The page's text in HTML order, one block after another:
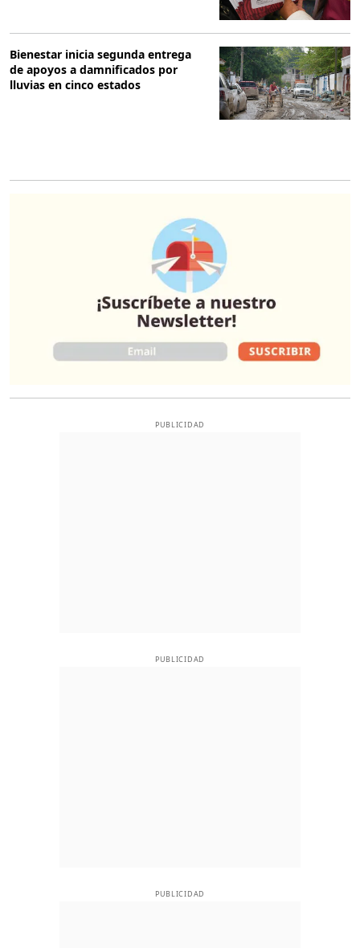
Bienestar inicia segunda entrega
de apoyos a damnificados por
lluvias en cinco estados
PUBLICIDAD
PUBLICIDAD
PUBLICIDAD